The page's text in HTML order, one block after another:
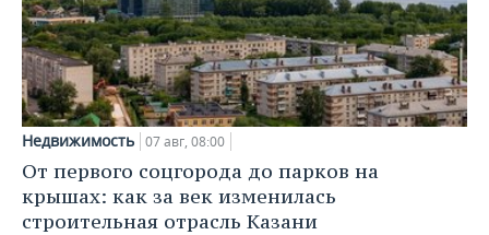
Недвижимость 07 авг, 08:00
От первого соцгорода до парков на
крышах: как за век изменилась
строительная отрасль Казани